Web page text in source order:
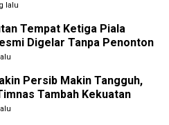
lalu
Tempat Ketiga Piala
Digelar Tanpa Penonton
Persib Makin Tangguh,
Tambah Kekuatan